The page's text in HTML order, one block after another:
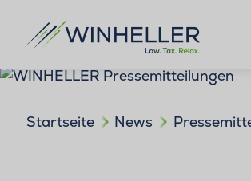
Startseite News